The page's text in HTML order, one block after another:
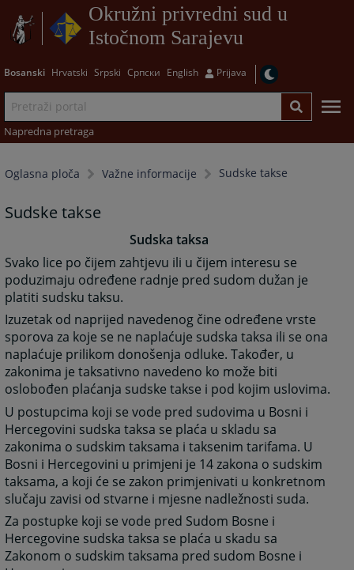
Okružni privredni sud u
Istočnom Sarajevu
Bosanski Hrvatski Srpski Српски English Prijava
Napredna pretraga
Oglasna ploča Važne informacije Sudske takse
Sudske takse
Sudska taksa
Svako lice po čijem zahtjevu ili u čijem interesu se
poduzimaju određene radnje pred sudom dužan je
platiti sudsku taksu.
Izuzetak od naprijed navedenog čine određene vrste
sporova za koje se ne naplaćuje sudska taksa ili se ona
naplaćuje prilikom donošenja odluke. Također, u
zakonima je taksativno navedeno ko može biti
oslobođen plaćanja sudske takse i pod kojim uslovima.
U postupcima koji se vode pred sudovima u Bosni i
Hercegovini sudska taksa se plaća u skladu sa
zakonima o sudskim taksama i taksenim tarifama. U
Bosni i Hercegovini u primjeni je 14 zakona o sudskim
taksama, a koji će se zakon primjenivati u konkretnom
slučaju zavisi od stvarne i mjesne nadležnosti suda.
Za postupke koji se vode pred Sudom Bosne i
Hercegovine sudska taksa se plaća u skadu sa
Zakonom o sudskim taksama pred sudom Bosne i